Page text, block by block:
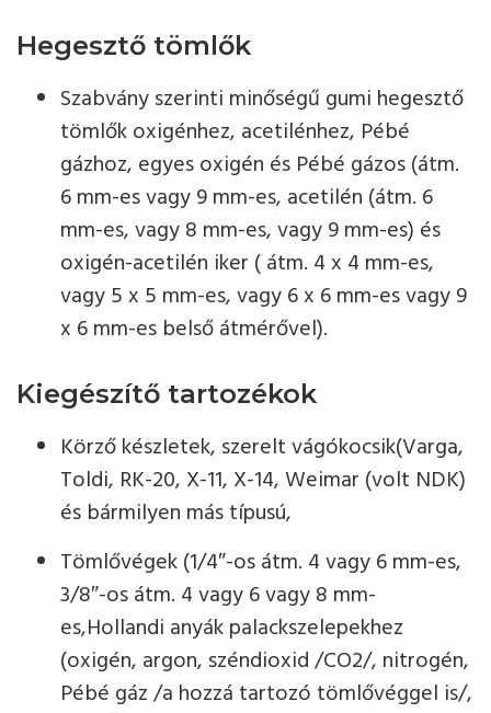
Hegesztő tömlők
Szabvány szerinti minőségű gumi hegesztő
tömlők oxigénhez, acetilénhez, Pébé
gázhoz, egyes oxigén és Pébé gázos (átm.
6 mm-es vagy 9 mm-es, acetilén (átm. 6
mm-es, vagy 8 mm-es, vagy 9 mm-es) és
oxigén-acetilén iker ( átm. 4 x 4 mm-es,
vagy 5 x 5 mm-es, vagy 6 x 6 mm-es vagy 9
x 6 mm-es belső átmérővel).
Kiegészítő tartozékok
Körző készletek, szerelt vágókocsik(Varga,
Toldi, RK-20, X-11, X-14, Weimar (volt NDK)
és bármilyen más típusú,
Tömlővégek (1/4″-os átm. 4 vagy 6 mm-es,
3/8″-os átm. 4 vagy 6 vagy 8 mm-
es,Hollandi anyák palackszelepekhez
(oxigén, argon, széndioxid /CO2/, nitrogén,
Pébé gáz /a hozzá tartozó tömlővéggel is/,